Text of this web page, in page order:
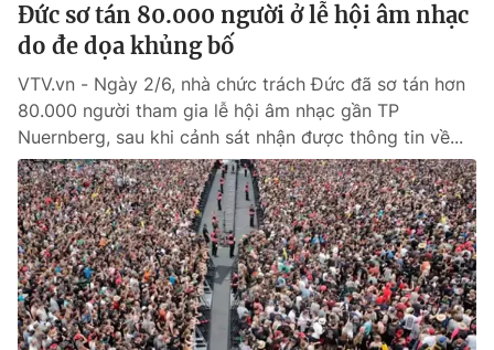
Góc doanh nghiệp
Truyền hình
Hậu trường
Nhân vật
Khán giả
Giải sao mai
Giải trí
Điện ảnh
Âm nhạc
Sao
Đời sống
Du lịch
Làm đẹp
Chất lượng cuộc sống
Giáo dục
Tuyển sinh
Học trực tuyến
Công nghệ
Hitech Công nghệ tương lai
Giao lưu trực tuyến
Đức sơ tán 80.000 người ở lễ hội âm nhạc
do đe dọa khủng bố
VTV.vn - Ngày 2/6, nhà chức trách Đức đã sơ tán hơn
80.000 người tham gia lễ hội âm nhạc gần TP
Nuernberg, sau khi cảnh sát nhận được thông tin về...